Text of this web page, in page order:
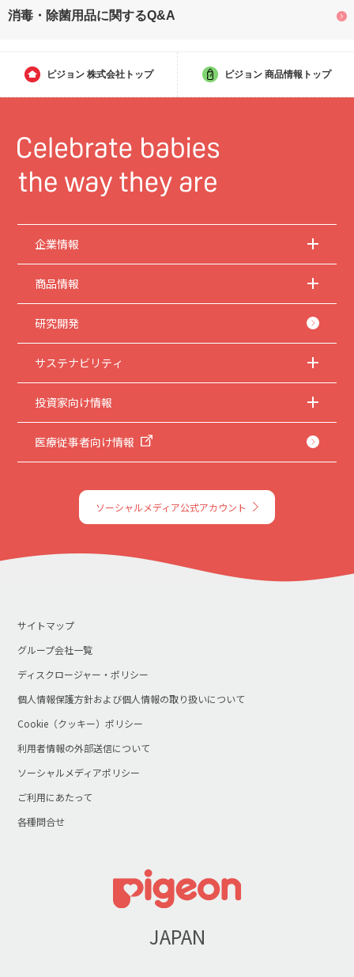
消毒・除菌用品に関するQ&A
ピジョン 株式会社トップ ピジョン 商品情報トップ
企業情報
商品情報
研究開発
サステナビリティ
投資家向け情報
医療従事者向け情報
ソーシャルメディア公式アカウント
サイトマップ
グループ会社一覧
ディスクロージャー・ポリシー
個人情報保護方針および個人情報の取り扱いについて
Cookie（クッキー）ポリシー
利用者情報の外部送信について
ソーシャルメディアポリシー
ご利用にあたって
各種問合せ
JAPAN